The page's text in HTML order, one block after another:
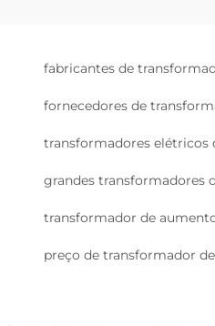
fabricantes de
fornecedores de
transformadores elétricos
grandes transformadores
transformador de
preço de transformador